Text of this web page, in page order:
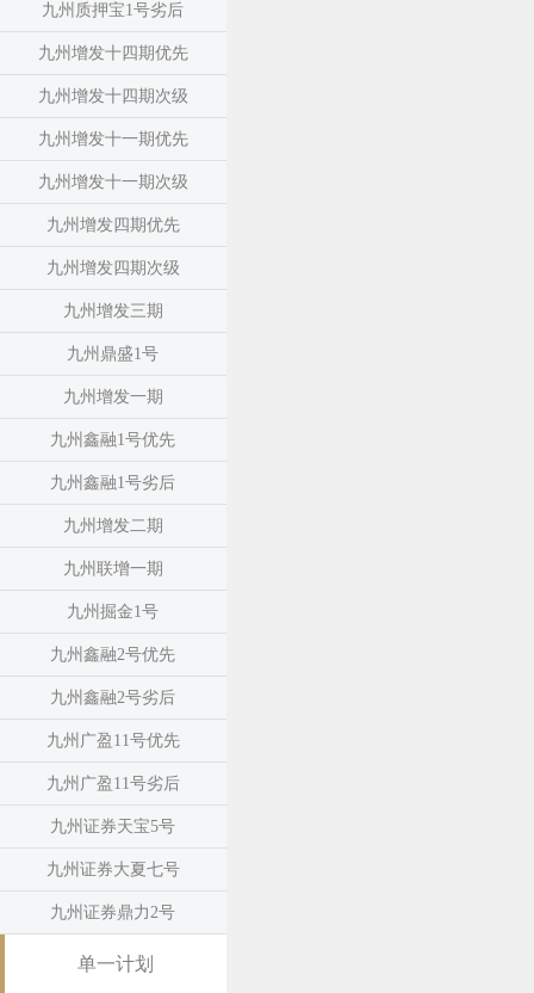
九州质押宝1号劣后
九州增发十四期优先
九州增发十四期次级
九州增发十一期优先
九州增发十一期次级
九州增发四期优先
九州增发四期次级
九州增发三期
九州鼎盛1号
九州增发一期
九州鑫融1号优先
九州鑫融1号劣后
九州增发二期
九州联增一期
九州掘金1号
九州鑫融2号优先
九州鑫融2号劣后
九州广盈11号优先
九州广盈11号劣后
九州证券天宝5号
九州证券大夏七号
九州证券鼎力2号
单一计划